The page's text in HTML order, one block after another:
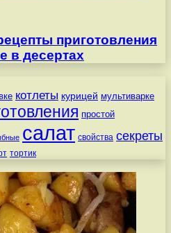
приготовления
в десертах
котлеты курицей мультиварке
простой
салат свойства секреты
тортик